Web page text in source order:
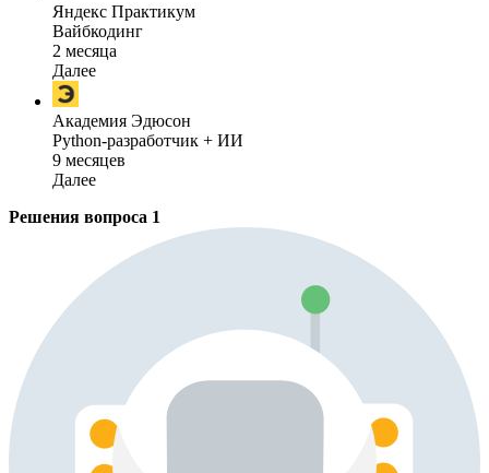
Яндекс Практикум
Вайбкодинг
2 месяца
Далее
Академия Эдюсон
Python-разработчик + ИИ
9 месяцев
Далее
Решения вопроса 1